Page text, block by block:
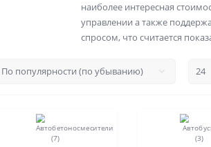
наиболее интересная
управлении а также
спросом, что считается